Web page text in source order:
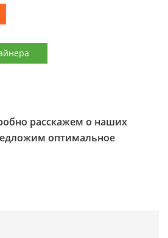
расскажем о наших
оптимальное